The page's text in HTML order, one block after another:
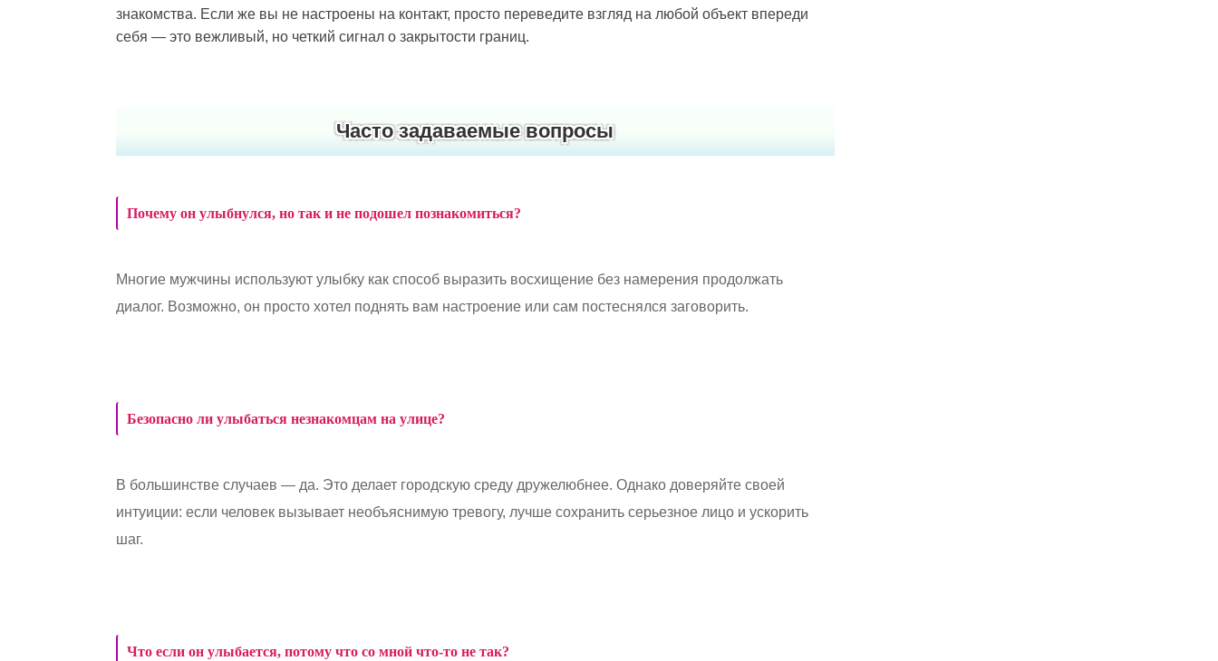
знакомства. Если же вы не настроены на контакт, просто переведите взгляд на любой объект впереди
себя — это вежливый, но четкий сигнал о закрытости границ.
Часто задаваемые вопросы
Почему он улыбнулся, но так и не подошел познакомиться?
Многие мужчины используют улыбку как способ выразить восхищение без намерения продолжать
диалог. Возможно, он просто хотел поднять вам настроение или сам постеснялся заговорить.
Безопасно ли улыбаться незнакомцам на улице?
В большинстве случаев — да. Это делает городскую среду дружелюбнее. Однако доверяйте своей
интуиции: если человек вызывает необъяснимую тревогу, лучше сохранить серьезное лицо и ускорить
шаг.
Что если он улыбается, потому что со мной что-то не так?